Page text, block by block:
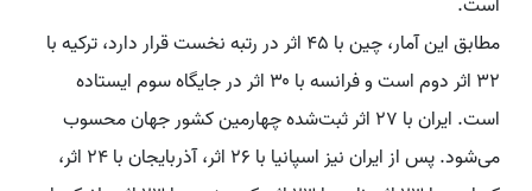
است.
مطابق این آمار، چین با ۴۵ اثر در رتبه نخست قرار دارد، ترکیه با
۳۲ اثر دوم است و فرانسه با ۳۰ اثر در جایگاه سوم ایستاده
است. ایران با ۲۷ اثر ثبت‌شده چهارمین کشور جهان محسوب
می‌شود. پس از ایران نیز اسپانیا با ۲۶ اثر، آذربایجان با ۲۴ اثر،